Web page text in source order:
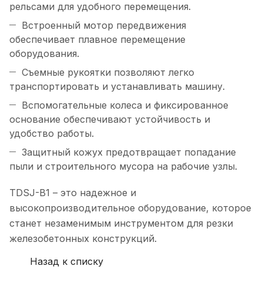
рельсами для удобного перемещения.
Встроенный мотор передвижения
обеспечивает плавное перемещение
оборудования.
Съемные рукоятки позволяют легко
транспортировать и устанавливать машину.
Вспомогательные колеса и фиксированное
основание обеспечивают устойчивость и
удобство работы.
Защитный кожух предотвращает попадание
пыли и строительного мусора на рабочие узлы.
TDSJ-B1 – это надежное и
высокопроизводительное оборудование, которое
станет незаменимым инструментом для резки
железобетонных конструкций.
Назад к списку